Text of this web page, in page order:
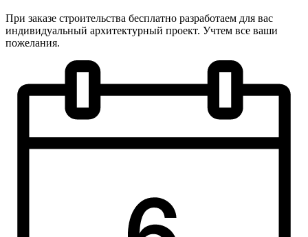
При заказе строительства бесплатно разработаем для вас
индивидуальный архитектурный проект. Учтем все ваши
пожелания.